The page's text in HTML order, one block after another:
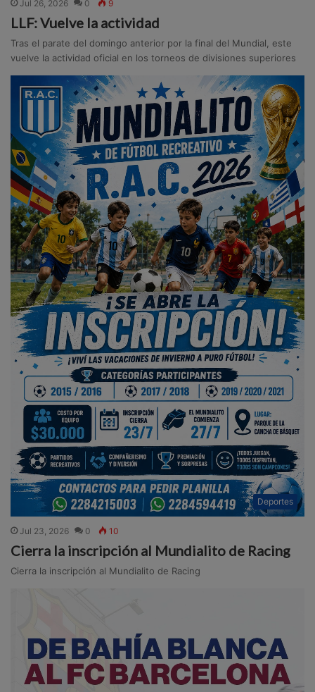
Jul 26, 2026 0 9
LLF: Vuelve la actividad
Tras el parate del domingo anterior por la final del Mundial, este
vuelve la actividad oficial en los torneos de divisiones superiores
Deportes
Jul 23, 2026 0 10
Cierra la inscripción al Mundialito de Racing
Cierra la inscripción al Mundialito de Racing